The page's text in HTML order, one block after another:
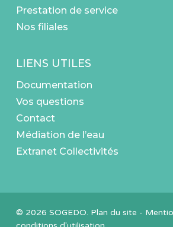
Prestation de service
Nos filiales
LIENS UTILES
Documentation
Vos questions
Contact
Médiation de l’eau
Extranet Collectivités
© 2026 SOGEDO. Plan du site -